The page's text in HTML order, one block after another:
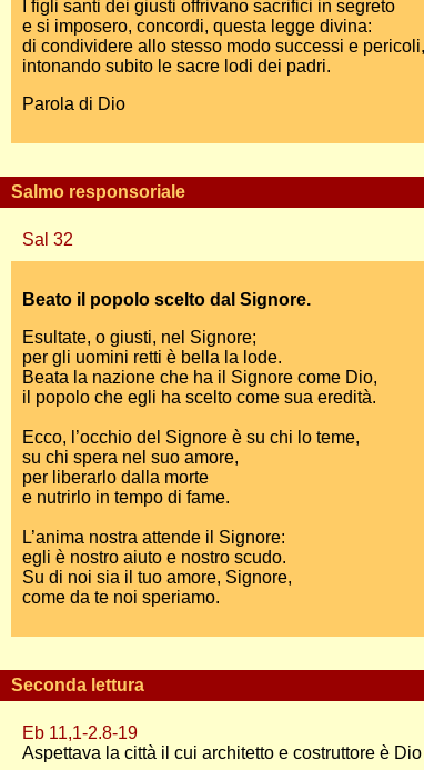
I figli santi dei giusti offrivano sacrifici in segreto
e si imposero, concordi, questa legge divina:
di condividere allo stesso modo successi e pericoli,
intonando subito le sacre lodi dei padri.
Parola di Dio
Salmo responsoriale
Sal 32
Beato il popolo scelto dal Signore.
Esultate, o giusti, nel Signore;
per gli uomini retti è bella la lode.
Beata la nazione che ha il Signore come Dio,
il popolo che egli ha scelto come sua eredità.
Ecco, l’occhio del Signore è su chi lo teme,
su chi spera nel suo amore,
per liberarlo dalla morte
e nutrirlo in tempo di fame.
L’anima nostra attende il Signore:
egli è nostro aiuto e nostro scudo.
Su di noi sia il tuo amore, Signore,
come da te noi speriamo.
Seconda lettura
Eb 11,1-2.8-19
Aspettava la città il cui architetto e costruttore è